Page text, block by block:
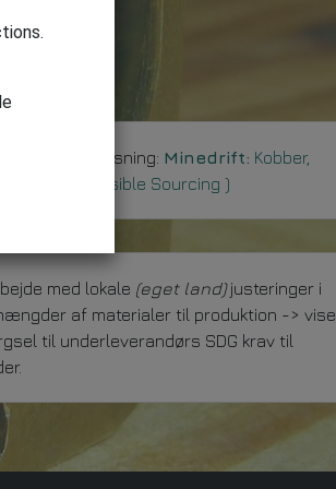
til produkttilpasning: Minedrift: Kobber,
Guld ( Responsible Sourcing )
med lokale (eget land)justeringer i
af materialer til produktion -> vise
til underleverandørs SDG krav til